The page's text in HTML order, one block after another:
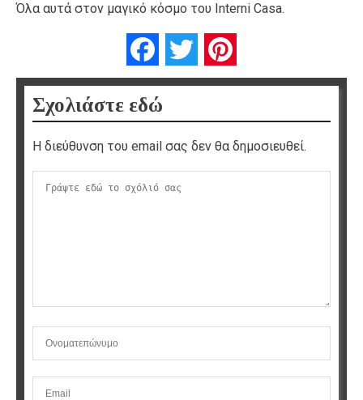
Όλα αυτά στον μαγικό κόσμο του Interni Casa.
FacebookTwitter
Σχολιάστε εδώ
Η διεύθυνση του email σας δεν θα δημοσιευθεί.